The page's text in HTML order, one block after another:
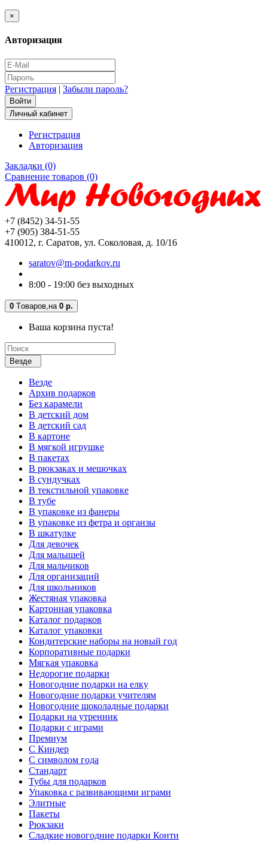
×
Авторизация
Регистрация | Забыли пароль?
Личный кабинет
Регистрация
Авторизация
Закладки (0)
Сравнение товаров (0)
+7 (8452) 34-51-55
+7 (905) 384-51-55
410012, г. Саратов, ул. Соколовая, д. 10/16
saratov@m-podarkov.ru
8:00 - 19:00 без выходных
0 Tоваров, на 0 р.
Ваша корзина пуста!
Везде
Везде
Архив подарков
Без карамели
В детский дом
В детский сад
В картоне
В мягкой игрушке
В пакетах
В рюкзаках и мешочках
В сундучках
В текстильной упаковке
В тубе
В упаковке из фанеры
В упаковке из фетра и органзы
В шкатулке
Для девочек
Для малышей
Для мальчиков
Для организаций
Для школьников
Жестяная упаковка
Картонная упаковка
Каталог подарков
Каталог упаковки
Кондитерские наборы на новый год
Корпоративные подарки
Мягкая упаковка
Недорогие подарки
Новогодние подарки на елку
Новогодние подарки учителям
Новогодние шоколадные подарки
Подарки на утренник
Подарки с играми
Премиум
С Киндер
С символом года
Стандарт
Тубы для подарков
Упаковка с развивающими играми
Элитные
Пакеты
Рюкзаки
Сладкие новогодние подарки Конти